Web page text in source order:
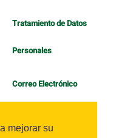
mejorar su
Tratamiento de Datos
Personales
Correo Electrónico